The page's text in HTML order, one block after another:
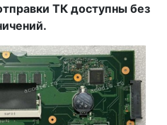
ТК доступны без